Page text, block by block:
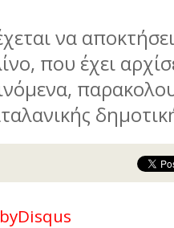
να
που έχει
Disqus